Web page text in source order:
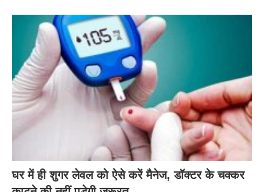
घर में ही शुगर लेवल को ऐसे करें मैनेज, डॉक्टर के चक्कर